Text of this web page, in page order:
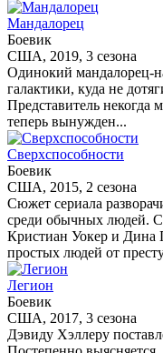
Мандалорец
Боевик
США, 2019, 3 сезона
Одинокий мандалорец-
галактики, куда не
Представитель некогда
теперь вынужден...
Сверхспособности
Боевик
США, 2015, 2 сезона
Сюжет сериала
среди обычных людей.
Кристиан Уокер и Дина
простых людей от
Легион
Боевик
США, 2017, 3 сезона
Дэвиду Хэллеру